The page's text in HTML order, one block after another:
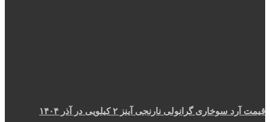
قیمت آرد سوخاری گرانولی نارنجی آینز ۲ کیلویی در آذر ۱۴۰۴